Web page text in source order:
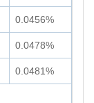
0.0456%
0.0478%
0.0481%